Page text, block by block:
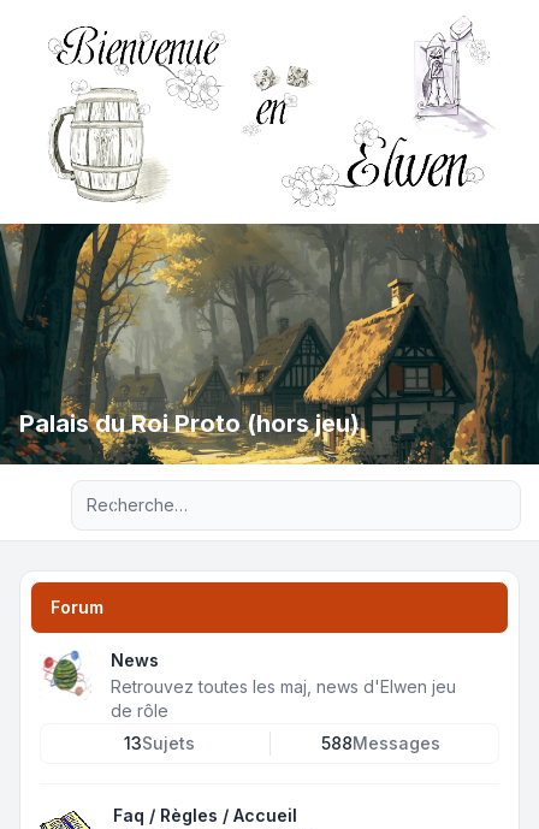
Palais du Roi Proto (hors jeu)
Recherche avancée
Forum
News
Retrouvez toutes les maj, news d'Elwen jeu
de rôle
13Sujets 588Messages
Faq / Règles / Accueil